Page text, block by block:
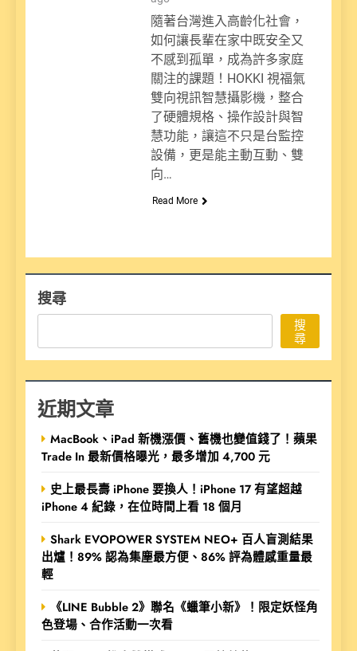
隨著台灣進入高齡化社會，
如何讓長輩在家中既安全又
不感到孤單，成為許多家庭
關注的課題！HOKKI 視福氣
雙向視訊智慧攝影機，整合
了硬體規格、操作設計與智
慧功能，讓這不只是台監控
設備，更是能主動互動、雙
向…
Read More
搜尋
搜
尋
近期文章
MacBook、iPad 新機漲價、舊機也變值錢了！蘋果
Trade In 最新價格曝光，最多增加 4,700 元
史上最長壽 iPhone 要換人！iPhone 17 有望超越
iPhone 4 紀錄，在位時間上看 18 個月
Shark EVOPOWER SYSTEM NEO+ 百人盲測結果
出爐！89% 認為集塵最方便、86% 評為體感重量最
輕
《LINE Bubble 2》聯名《蠟筆小新》！限定妖怪角
色登場、合作活動一次看